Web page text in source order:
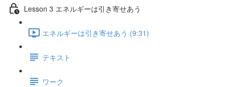
Lesson 3 エネルギーは引き寄せあう
エネルギーは引き寄せあう (9:31)
テキスト
ワーク